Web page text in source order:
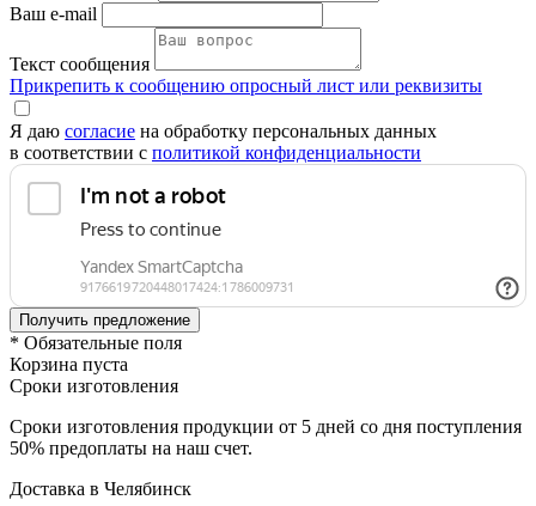
Ваш e-mail
Текст сообщения
Прикрепить к сообщению опросный лист или реквизиты
Я даю согласие на обработку персональных данных
в соответствии с политикой конфиденциальности
* Обязательные поля
Корзина пуста
Сроки изготовления
Сроки изготовления продукции от 5 дней со дня поступления
50% предоплаты на наш счет.
Доставка в Челябинск